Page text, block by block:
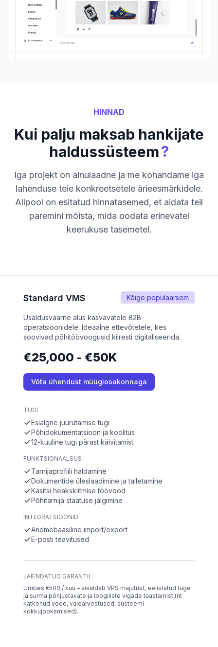
HINNAD
Kui palju maksab hankijate
haldussüsteem?
Iga projekt on ainulaadne ja me kohandame iga
lahenduse teie konkreetsetele ärieesmärkidele.
Allpool on esitatud hinnatasemed, et aidata teil
paremini mõista, mida oodata erinevatel
keerukuse tasemetel.
Kõige populaarsem
Standard VMS
Usaldusväärne alus kasvavatele B2B
operatsioonidele. Ideaalne ettevõtetele, kes
soovivad põhitöövoogusid kiiresti digitaliseerida.
€25,000 - €50K
Võta ühendust müügiosakonnaga
TUGI
Esialgne juurutamise tugi
Põhidokumentatsioon ja koolitus
12-kuuline tugi pärast käivitamist
FUNKTSIONAALSUS
Tarnijaprofiili haldamine
Dokumentide üleslaadimine ja talletamine
Käsitsi heakskiitmise töövood
Põhitarnija staatuse jälgimine
INTEGRATSIOONID
Andmebaasiline import/export
E-posti teavitused
LAIENDATUD GARANTII
Umbes €500 / kuu – sisaldab VPS majutust, eelistatud tuge
ja surma põhjustavate ja loogiliste vigade taastamist (nt
katkenud vood, valearvestused, süsteemi
kokkujooksmised).